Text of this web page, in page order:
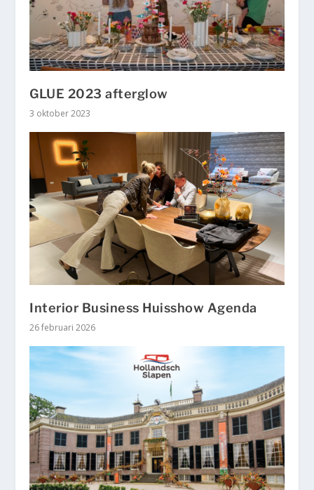
GLUE 2023 afterglow
3 oktober 2023
Interior Business Huisshow Agenda
26 februari 2026